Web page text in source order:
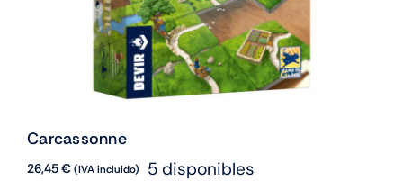
Carcassonne
26,45€(IVA incluido) 5 disponibles